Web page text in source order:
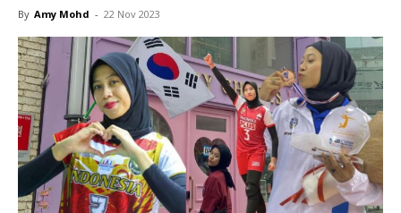
By Amy Mohd - 22 Nov 2023